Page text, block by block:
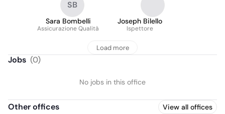
SB
Sara Bombelli
Assicurazione Qualità
Joseph Bilello
Ispettore
Load more
Jobs (0)
No jobs in this office
Other offices View all offices